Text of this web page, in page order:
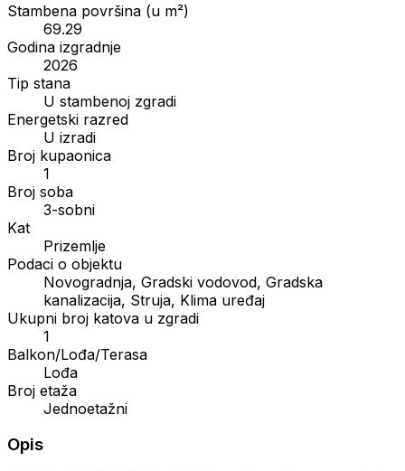
Stambena površina (u m²)
69.29
Godina izgradnje
2026
Tip stana
U stambenoj zgradi
Energetski razred
U izradi
Broj kupaonica
1
Broj soba
3-sobni
Kat
Prizemlje
Podaci o objektu
Novogradnja, Gradski vodovod, Gradska
kanalizacija, Struja, Klima uređaj
Ukupni broj katova u zgradi
1
Balkon/Lođa/Terasa
Lođa
Broj etaža
Jednoetažni
Opis